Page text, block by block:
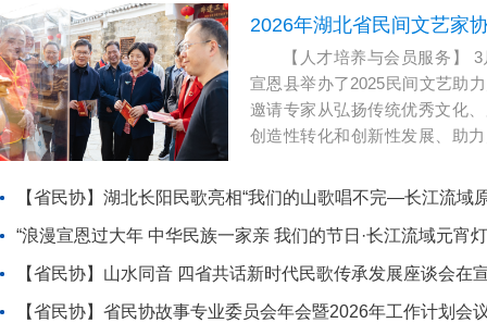
2026年湖北省民间文艺家
【人才培养与会员服务】
宣恩县举办了2025民间文艺助
邀请专家从弘扬传统优秀文化
创造性转化和创新性发展、助
民间文艺家协会民间收藏专业
文化培训班，分享长寿文化研究
北有11人成为中国民协会员。[详
【省民协】湖北长阳民歌亮相“我们的山歌唱不完—长江流域
“浪漫宣恩过大年 中华民族一家亲 我们的节日·长江流域元宵灯
【省民协】山水同音 四省共话新时代民歌传承发展座谈会在
【省民协】省民协故事专业委员会年会暨2026年工作计划会